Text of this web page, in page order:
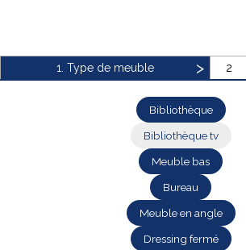
Portes
Coulissantes
1. Type de meuble 2
Bibliothèque
Bibliothèque tv
Meuble bas
Bureau
Meuble en angle
Dressing fermé